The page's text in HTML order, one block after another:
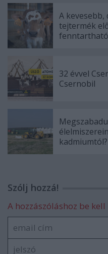
A
tejtermék
32 évvel
Csernobil
kadmiumtól?
Szólj hozzá!
A hozzászóláshoz be